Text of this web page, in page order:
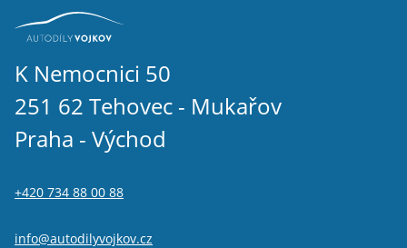
K Nemocnici 50
251 62 Tehovec - Mukařov
Praha - Východ
+420 734 88 00 88
info@autodilyvojkov.cz